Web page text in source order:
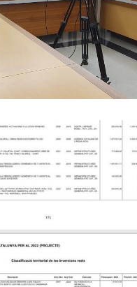
GENERALITAT
Altres
TROBA
DELS
Altres